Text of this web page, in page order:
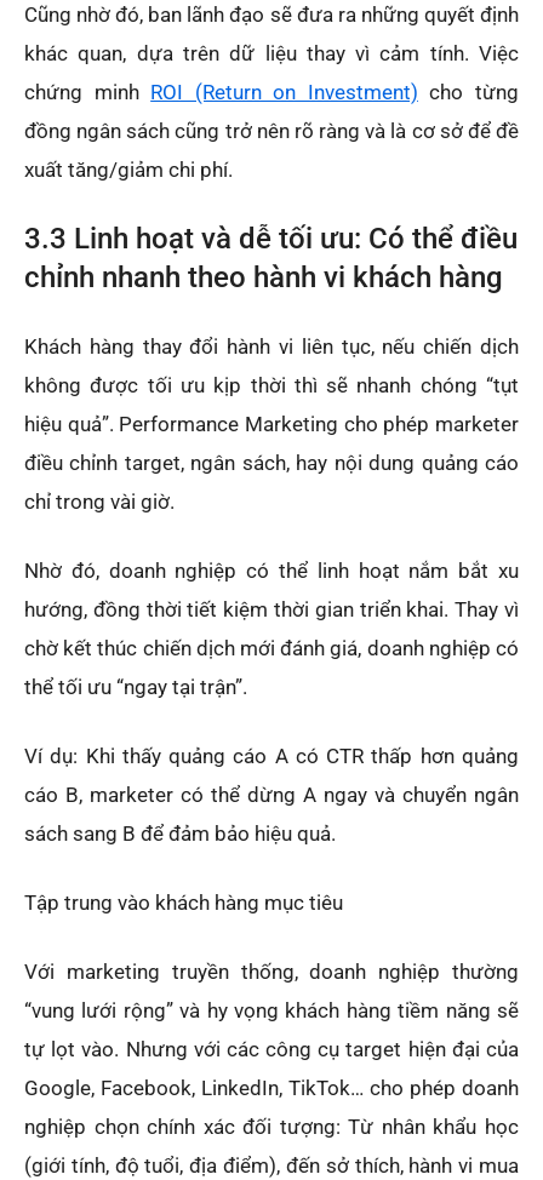
Cũng nhờ đó, ban lãnh đạo sẽ đưa ra những quyết định
khác quan, dựa trên dữ liệu thay vì cảm tính. Việc
chứng minh ROI (Return on Investment) cho từng
đồng ngân sách cũng trở nên rõ ràng và là cơ sở để đề
xuất tăng/giảm chi phí.
3.3 Linh hoạt và dễ tối ưu: Có thể điều
chỉnh nhanh theo hành vi khách hàng
Khách hàng thay đổi hành vi liên tục, nếu chiến dịch
không được tối ưu kịp thời thì sẽ nhanh chóng “tụt
hiệu quả”. Performance Marketing cho phép marketer
điều chỉnh target, ngân sách, hay nội dung quảng cáo
chỉ trong vài giờ.
Nhờ đó, doanh nghiệp có thể linh hoạt nắm bắt xu
hướng, đồng thời tiết kiệm thời gian triển khai. Thay vì
chờ kết thúc chiến dịch mới đánh giá, doanh nghiệp có
thể tối ưu “ngay tại trận”.
Ví dụ: Khi thấy quảng cáo A có CTR thấp hơn quảng
cáo B, marketer có thể dừng A ngay và chuyển ngân
sách sang B để đảm bảo hiệu quả.
Tập trung vào khách hàng mục tiêu
Với marketing truyền thống, doanh nghiệp thường
“vung lưới rộng” và hy vọng khách hàng tiềm năng sẽ
tự lọt vào. Nhưng với các công cụ target hiện đại của
Google, Facebook, LinkedIn, TikTok… cho phép doanh
nghiệp chọn chính xác đối tượng: Từ nhân khẩu học
(giới tính, độ tuổi, địa điểm), đến sở thích, hành vi mua